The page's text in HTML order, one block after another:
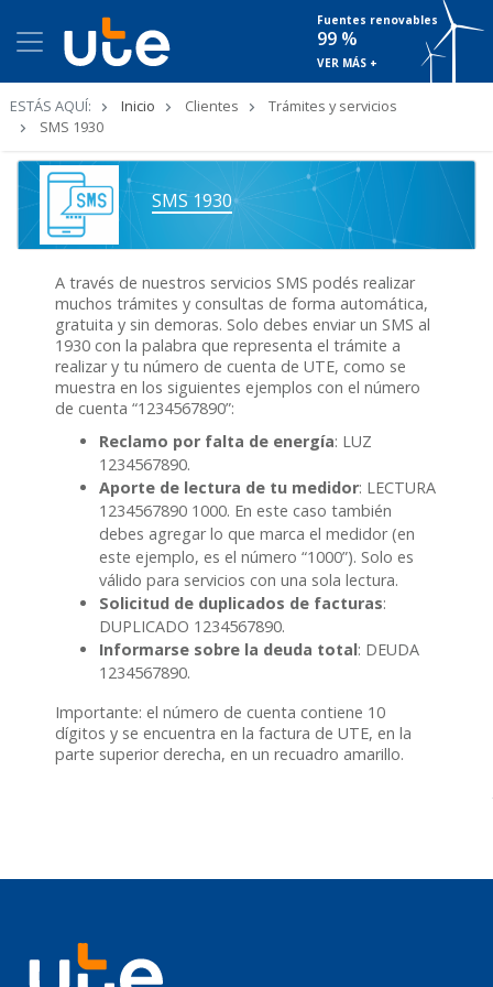
Fuentes renovables
99 %
VER MÁS +
ESTÁS AQUÍ: Inicio Clientes
Trámites y servicios
SMS 1930
SMS 1930
A través de nuestros servicios SMS podés realizar
muchos trámites y consultas de forma automática,
gratuita y sin demoras. Solo debes enviar un SMS al
1930 con la palabra que representa el trámite a
realizar y tu número de cuenta de UTE, como se
muestra en los siguientes ejemplos con el número
de cuenta “1234567890”:
Reclamo por falta de energía: LUZ
1234567890.
Aporte de lectura de tu medidor: LECTURA
1234567890 1000. En este caso también
debes agregar lo que marca el medidor (en
este ejemplo, es el número “1000”). Solo es
válido para servicios con una sola lectura.
Solicitud de duplicados de facturas:
DUPLICADO 1234567890.
Informarse sobre la deuda total: DEUDA
1234567890.
Importante: el número de cuenta contiene 10
dígitos y se encuentra en la factura de UTE, en la
parte superior derecha, en un recuadro amarillo.